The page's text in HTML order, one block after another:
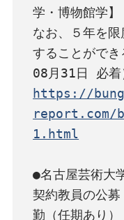
学・博物館学
なお、５年を
することがで
https://
report.com/
1.html
●名古屋芸術大
契約教員の公
勤（任期あり